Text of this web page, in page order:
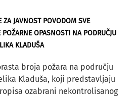
ZA JAVNOST POVODOM SVE
POŽARNE OPASNOSTI NA PODRUČJU
KLADUŠA
broja požara na području
Kladuša, koji predstavljaju
ozabrani nekontrolisanog